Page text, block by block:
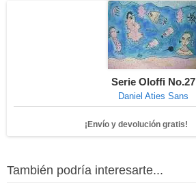
Serie Oloffi No.27
Daniel Aties Sans
¡Envío y devolución gratis!
También podría interesarte...